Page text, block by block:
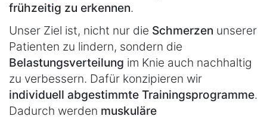
frühzeitig zu erkennen.
Unser Ziel ist, nicht nur die Schmerzen unserer
Patienten zu lindern, sondern die
Belastungsverteilung im Knie auch nachhaltig
zu verbessern. Dafür konzipieren wir
individuell abgestimmte Trainingsprogramme.
Dadurch werden muskuläre